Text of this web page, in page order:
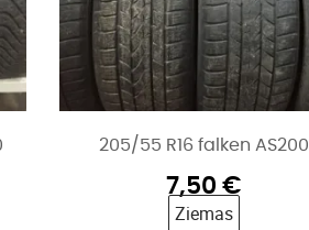
205/55 R16 falken AS200
7,50 €
Ziemas